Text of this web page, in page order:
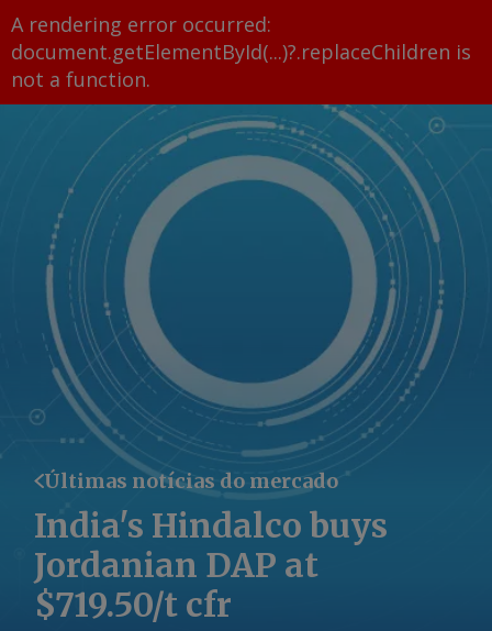
A rendering error occurred:
document.getElementById(...)?.replaceChildren is
not a function.
Últimas notícias do mercado
India's Hindalco buys
Jordanian DAP at
$719.50/t cfr